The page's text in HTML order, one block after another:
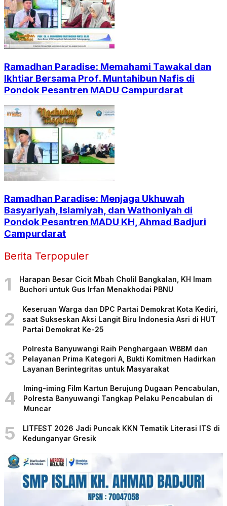
Ramadhan Paradise: Memahami Tawakal dan
Ikhtiar Bersama Prof. Muntahibun Nafis di
Pondok Pesantren MADU Campurdarat
Ramadhan Paradise: Menjaga Ukhuwah
Basyariyah, Islamiyah, dan Wathoniyah di
Pondok Pesantren MADU KH, Ahmad Badjuri
Campurdarat
Berita Terpopuler
1
Harapan Besar Cicit Mbah Cholil Bangkalan, KH Imam
Buchori untuk Gus Irfan Menakhodai PBNU
2
Keseruan Warga dan DPC Partai Demokrat Kota Kediri,
saat Sukseskan Aksi Langit Biru Indonesia Asri di HUT
Partai Demokrat Ke-25
3
Polresta Banyuwangi Raih Penghargaan WBBM dan
Pelayanan Prima Kategori A, Bukti Komitmen Hadirkan
Layanan Berintegritas untuk Masyarakat
4
Iming-iming Film Kartun Berujung Dugaan Pencabulan,
Polresta Banyuwangi Tangkap Pelaku Pencabulan di
Muncar
5
LITFEST 2026 Jadi Puncak KKN Tematik Literasi ITS di
Kedunganyar Gresik